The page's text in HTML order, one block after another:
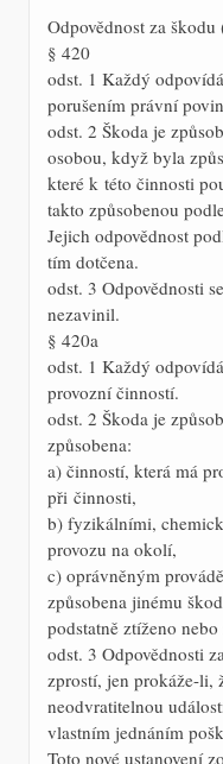
Odpovědnost za
§ 420
odst. 1 Každý
porušením právní
odst. 2 Škoda je
osobou, když byla
které k této činnosti
takto způsobenou
Jejich odpovědnost
tím dotčena.
odst. 3 Odpovědnosti
nezavinil.
§ 420a
odst. 1 Každý
provozní činností.
odst. 2 Škoda je
způsobena:
a) činností, která má
při činnosti,
b) fyzikálními,
provozu na okolí,
c) oprávněným
způsobena jinému
podstatně ztíženo
odst. 3 Odpovědnosti
zprostí, jen prokáže-li,
neodvratitelnou
vlastním jednáním
Toto nové ustanovení